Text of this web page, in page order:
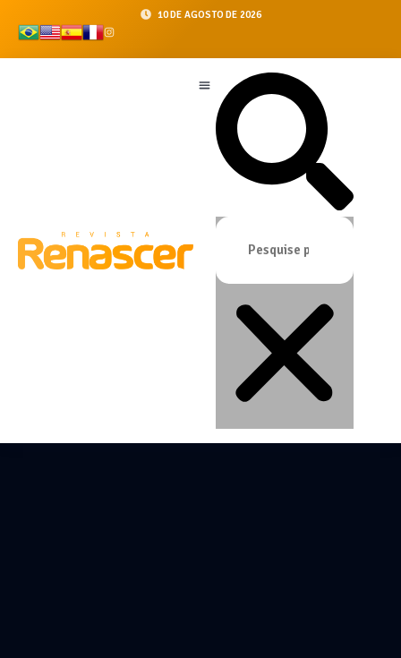
10 DE AGOSTO DE 2026